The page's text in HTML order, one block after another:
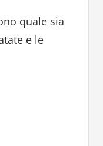
quale sia
e le